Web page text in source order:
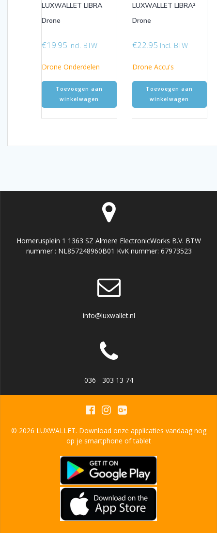
LUXWALLET LIBRA
Drone
€19.95 Incl. BTW
Drone Onderdelen
Toevoegen aan
winkelwagen
LUXWALLET LIBRA²
Drone
€22.95 Incl. BTW
Drone Accu's
Toevoegen aan
winkelwagen
Homerusplein 1 1363 SZ Almere ElectronicWorks B.V. BTW
nummer : NL857248960B01 KvK nummer: 67973523
info@luxwallet.nl
036 - 303 13 74
© 2026 LUXWALLET. Download onze applicaties vandaag nog
op je smartphone of tablet